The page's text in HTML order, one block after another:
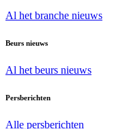
Al het branche nieuws
Beurs nieuws
Al het beurs nieuws
Persberichten
Alle persberichten